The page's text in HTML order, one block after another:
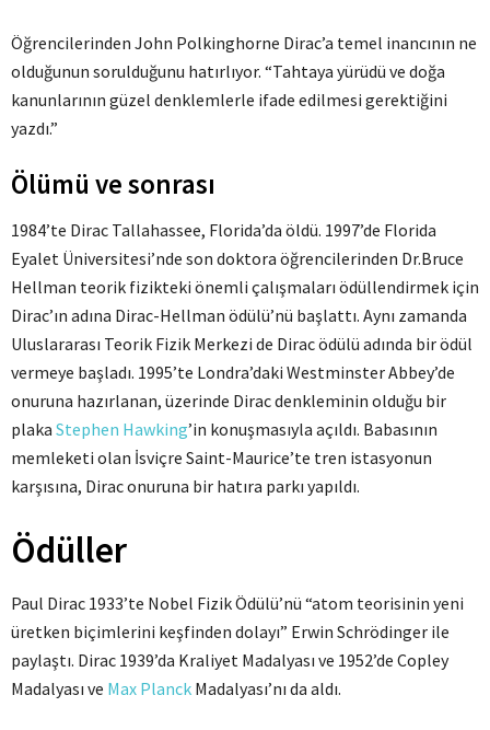
Öğrencilerinden John Polkinghorne Dirac’a temel inancının ne
olduğunun sorulduğunu hatırlıyor. “Tahtaya yürüdü ve doğa
kanunlarının güzel denklemlerle ifade edilmesi gerektiğini
yazdı.”
Ölümü ve sonrası
1984’te Dirac Tallahassee, Florida’da öldü. 1997’de Florida
Eyalet Üniversitesi’nde son doktora öğrencilerinden Dr.Bruce
Hellman teorik fizikteki önemli çalışmaları ödüllendirmek için
Dirac’ın adına Dirac-Hellman ödülü’nü başlattı. Aynı zamanda
Uluslararası Teorik Fizik Merkezi de Dirac ödülü adında bir ödül
vermeye başladı. 1995’te Londra’daki Westminster Abbey’de
onuruna hazırlanan, üzerinde Dirac denkleminin olduğu bir
plaka Stephen Hawking’in konuşmasıyla açıldı. Babasının
memleketi olan İsviçre Saint-Maurice’te tren istasyonun
karşısına, Dirac onuruna bir hatıra parkı yapıldı.
Ödüller
Paul Dirac 1933’te Nobel Fizik Ödülü’nü “atom teorisinin yeni
üretken biçimlerini keşfinden dolayı” Erwin Schrödinger ile
paylaştı. Dirac 1939’da Kraliyet Madalyası ve 1952’de Copley
Madalyası ve Max Planck Madalyası’nı da aldı.